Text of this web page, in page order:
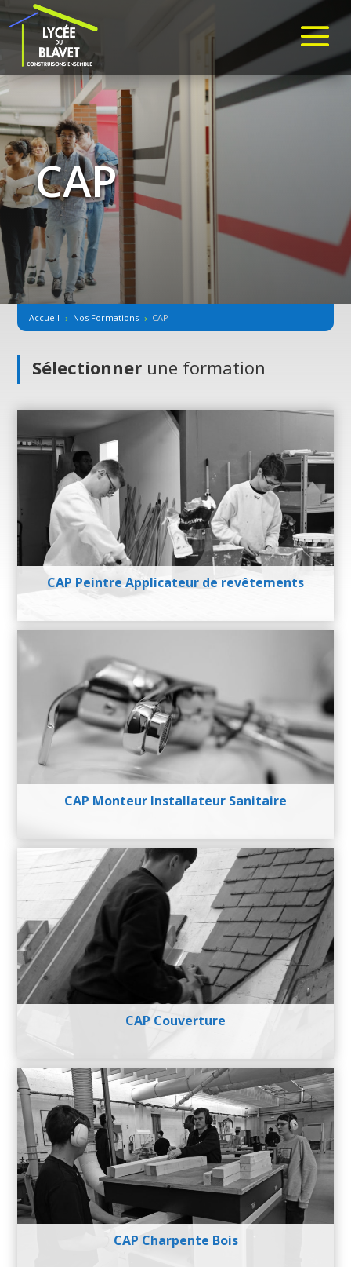
CAP
Accueil 5 Nos Formations 5 CAP
Sélectionner une formation
CAP Peintre Applicateur de revêtements
CAP Monteur Installateur Sanitaire
CAP Couverture
CAP Charpente Bois